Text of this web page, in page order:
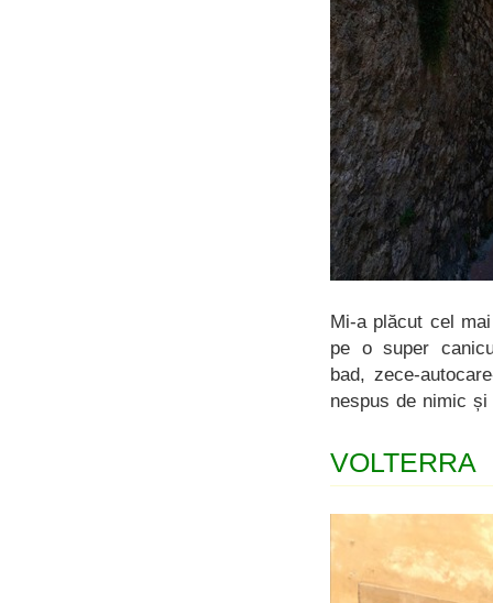
Mi-a plăcut cel
pe o super
bad, zece-
nespus de nimic
VOLTERRA